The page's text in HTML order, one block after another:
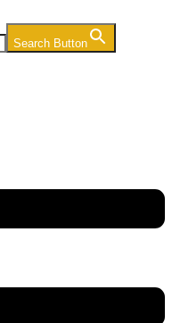
Search Button